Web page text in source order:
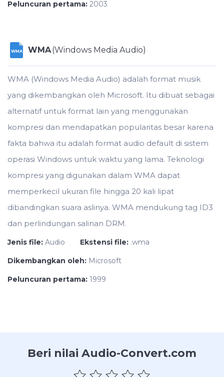
Peluncuran pertama: 2003
WMA WMA(Windows Media Audio)
WMA (Windows Media Audio) adalah format musik
yang dikembangkan oleh Microsoft. Itu dibuat sebagai
alternatif untuk format lain yang menggunakan
kompresi dan mendapatkan popularitas besar karena
fakta bahwa itu adalah format audio default di sistem
operasi Windows untuk waktu yang lama. Teknologi
kompresi yang digunakan dalam WMA dapat
memperkecil ukuran file hingga 20 kali lipat
dibandingkan suara aslinya. WMA mendukung tag ID3
dan perlindungan salinan DRM.
Jenis file: Audio Ekstensi file: .wma
Dikembangkan oleh: Microsoft
Peluncuran pertama: 1999
Beri nilai Audio-Convert.com